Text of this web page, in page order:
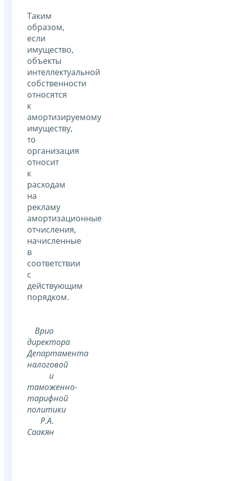
Таким
образом,
если
имущество,
объекты
интеллектуальной
собственности
относятся
к
амортизируемому
имуществу,
то
организация
относит
к
расходам
на
рекламу
амортизационные
отчисления,
начисленные
в
соответствии
с
действующим
порядком.
Врио
директора
Департамента
налоговой
и
таможенно-
тарифной
политики
Р.А.
Саакян